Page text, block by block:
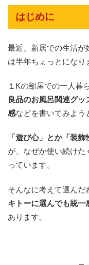
はじめに
最近、新居での生活が
は半年ちょっとになり
１Kの部屋での一人暮
良品のお風呂関連グ
感などを書いてみよう
「遊び心」とか「装
が、なぜか使い続けた
っています。
そんなに考えて選んだ
キトーに選んでも統一
あります。